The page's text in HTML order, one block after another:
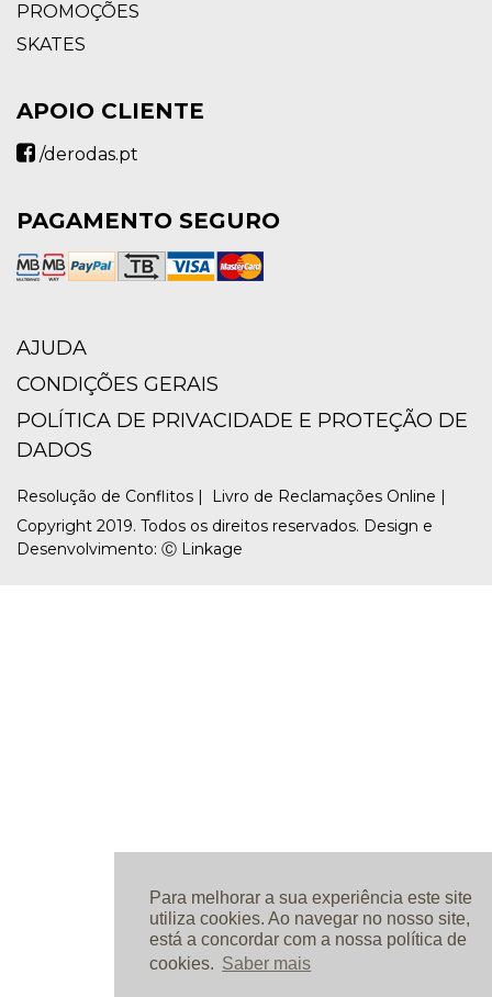
Para melhorar a sua experiência este site
utiliza cookies. Ao navegar no nosso site,
está a concordar com a nossa política de
cookies. Saber mais
PROMOÇÕES
SKATES
APOIO CLIENTE
/derodas.pt
PAGAMENTO SEGURO
AJUDA
CONDIÇÕES GERAIS
POLÍTICA DE PRIVACIDADE E PROTEÇÃO DE
DADOS
Resolução de Conflitos |
Livro de Reclamações Online |
Copyright 2019. Todos os direitos reservados. Design e
Desenvolvimento: Ⓒ Linkage